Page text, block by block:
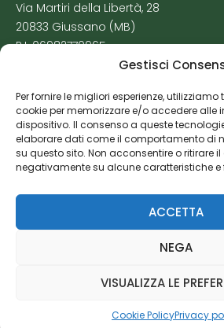
Gestisci
Per fornire le migliori esperienze,
cookie per memorizzare e/o accedere alle
dispositivo. Il consenso a queste
elaborare dati come il comportamento di
su questo sito. Non acconsentire o ritirare
negativamente su alcune caratteristiche e
ACCETTA
NEGA
VISUALIZZA LE
Cookie PolicyPrivacy
Via Martiri della Libertà, 28
20833 Giussano (MB)
P.I. 06982770965
Cookie Policy
Risorse Aggiuntive